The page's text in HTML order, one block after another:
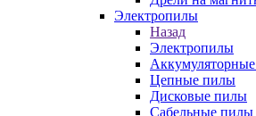
Электропилы
Назад
Электропилы
Цепные пилы
Дисковые пилы
Сабельные пилы